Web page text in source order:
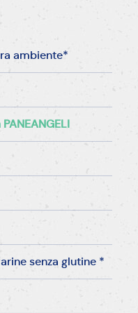
ambiente*
senza glutine *